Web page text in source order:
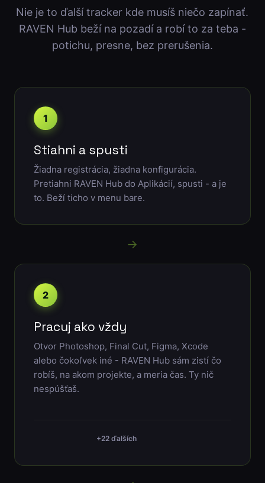
Nie je to ďalší tracker kde musíš niečo zapínať.
RAVEN Hub beží na pozadí a robí to za teba -
potichu, presne, bez prerušenia.
1
Stiahni a spusti
Žiadna registrácia, žiadna konfigurácia.
Pretiahni RAVEN Hub do Aplikácií, spusti - a je
to. Beží ticho v menu bare.
→
2
Pracuj ako vždy
Otvor Photoshop, Final Cut, Figma, Xcode
alebo čokoľvek iné - RAVEN Hub sám zistí čo
robíš, na akom projekte, a meria čas. Ty nič
nespúšťaš.
+22 ďalších